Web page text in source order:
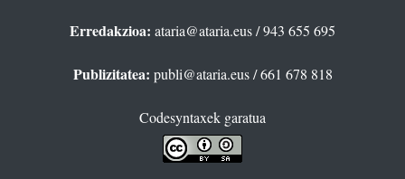
Erredakzioa: ataria@ataria.eus/ 943 655 695
Publizitatea: publi@ataria.eus/ 661 678 818
Codesyntaxek garatua